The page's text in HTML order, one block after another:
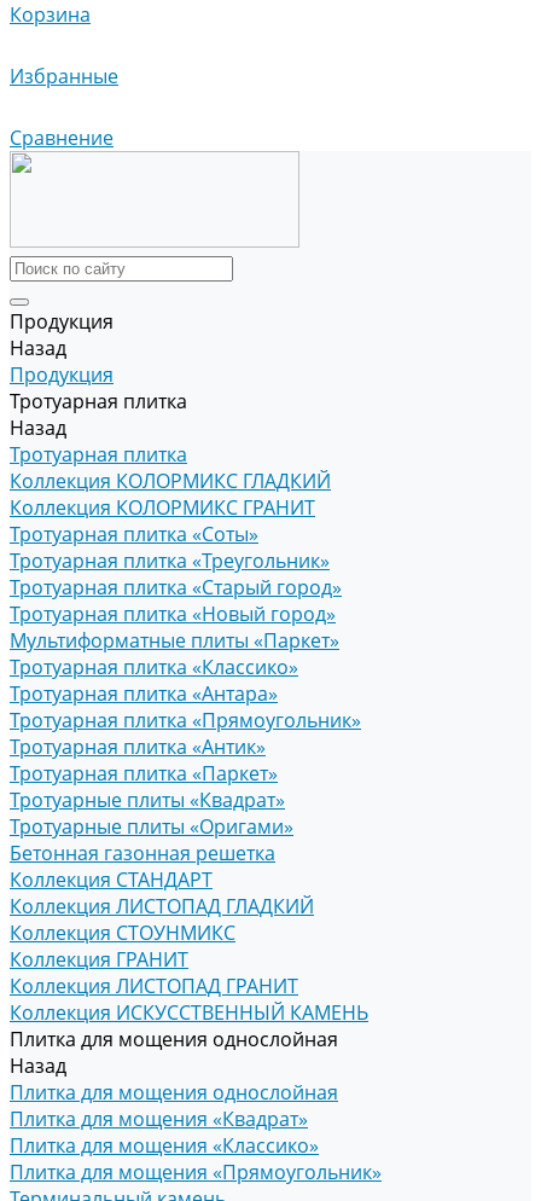
Корзина
Избранные
Сравнение
Продукция
Назад
Продукция
Тротуарная плитка
Назад
Тротуарная плитка
Коллекция КОЛОРМИКС ГЛАДКИЙ
Коллекция КОЛОРМИКС ГРАНИТ
Тротуарная плитка «Соты»
Тротуарная плитка «Треугольник»
Тротуарная плитка «Старый город»
Тротуарная плитка «Новый город»
Мультиформатные плиты «Паркет»
Тротуарная плитка «Классико»
Тротуарная плитка «Антара»
Тротуарная плитка «Прямоугольник»
Тротуарная плитка «Антик»
Тротуарная плитка «Паркет»
Тротуарные плиты «Квадрат»
Тротуарные плиты «Оригами»
Бетонная газонная решетка
Коллекция СТАНДАРТ
Коллекция ЛИСТОПАД ГЛАДКИЙ
Коллекция СТОУНМИКС
Коллекция ГРАНИТ
Коллекция ЛИСТОПАД ГРАНИТ
Коллекция ИСКУССТВЕННЫЙ КАМЕНЬ
Плитка для мощения однослойная
Назад
Плитка для мощения однослойная
Плитка для мощения «Квадрат»
Плитка для мощения «Классико»
Плитка для мощения «Прямоугольник»